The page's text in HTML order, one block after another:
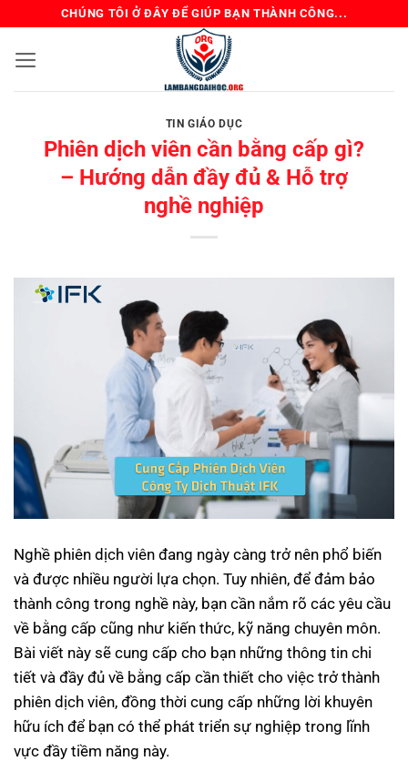
nội
CHÚNG TÔI Ở ĐÂY ĐỂ GIÚP BẠN THÀNH CÔNG...
TIN GIÁO DỤC
Phiên dịch viên cần bằng cấp gì?
– Hướng dẫn đầy đủ & Hỗ trợ
nghề nghiệp
Nghề phiên dịch viên đang ngày càng trở nên phổ biến
và được nhiều người lựa chọn. Tuy nhiên, để đảm bảo
thành công trong nghề này, bạn cần nắm rõ các yêu cầu
về bằng cấp cũng như kiến thức, kỹ năng chuyên môn.
Bài viết này sẽ cung cấp cho bạn những thông tin chi
tiết và đầy đủ về bằng cấp cần thiết cho việc trở thành
phiên dịch viên, đồng thời cung cấp những lời khuyên
hữu ích để bạn có thể phát triển sự nghiệp trong lĩnh
vực đầy tiềm năng này.